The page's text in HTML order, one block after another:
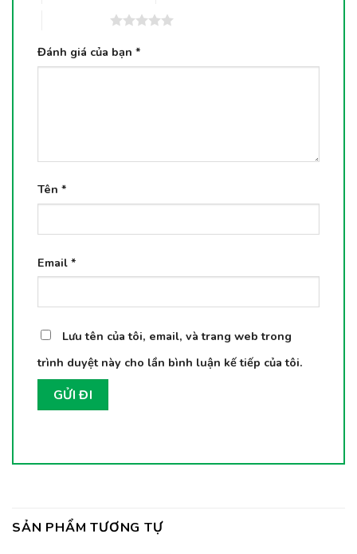
Đánh giá của bạn *
Tên *
Email *
Lưu tên của tôi, email, và trang web trong
trình duyệt này cho lần bình luận kế tiếp của tôi.
SẢN PHẨM TƯƠNG TỰ